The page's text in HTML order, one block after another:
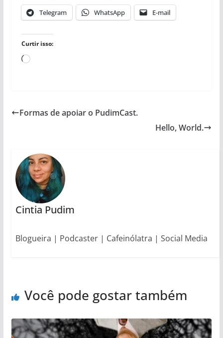
Telegram WhatsApp E-mail
Curtir isso:
Carregando...
Formas de apoiar o PudimCast.
Hello, World.
Cintia Pudim
Blogueira | Podcaster | Cafeinólatra | Social Media
Você pode gostar também